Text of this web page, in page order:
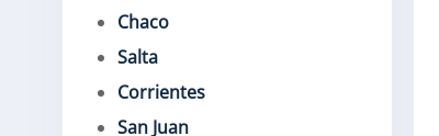
Chaco
Salta
Corrientes
San Juan